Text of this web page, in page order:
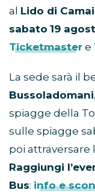
al Lido di
sabato 19
Ticketmaster e
La sede sarà il
spiagge della
sulle spiagge
poi attraversare
Raggiungi
Bus: info e